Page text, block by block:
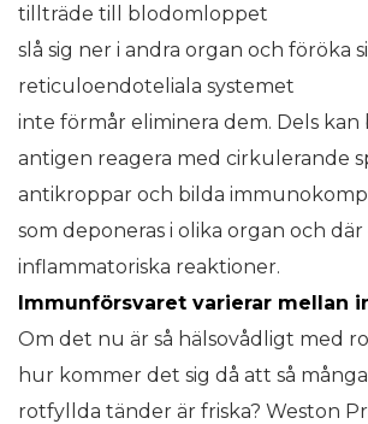
tillträde till blodomloppet
slå sig ner i andra organ och föröka
reticuloendoteliala systemet
inte förmår eliminera dem. Dels kan
antigen reagera med cirkulerande
antikroppar och bilda
som deponeras i olika organ och
inflammatoriska reaktioner.
Immunförsvaret varierar mellan
Om det nu är så hälsovådligt med
hur kommer det sig då att så
rotfyllda tänder är friska? Weston